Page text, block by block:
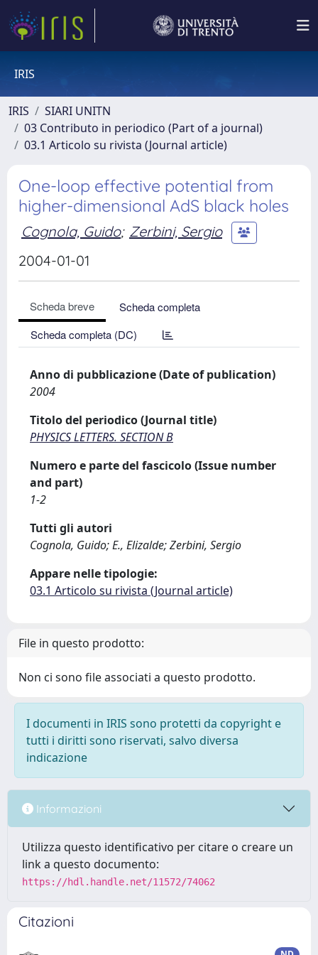
IRIS
IRIS
SIARI UNITN
03 Contributo in periodico (Part of a journal)
03.1 Articolo su rivista (Journal article)
One-loop effective potential from
higher-dimensional AdS black holes
Cognola, Guido; Zerbini, Sergio
2004-01-01
Scheda breve
Scheda completa
Scheda completa (DC)
Anno di pubblicazione (Date of publication)
2004
Titolo del periodico (Journal title)
PHYSICS LETTERS. SECTION B
Numero e parte del fascicolo (Issue number
and part)
1-2
Tutti gli autori
Cognola, Guido; E., Elizalde; Zerbini, Sergio
Appare nelle tipologie:
03.1 Articolo su rivista (Journal article)
File in questo prodotto:
Non ci sono file associati a questo prodotto.
I documenti in IRIS sono protetti da copyright e
tutti i diritti sono riservati, salvo diversa
indicazione
Informazioni
Utilizza questo identificativo per citare o creare un
link a questo documento:
https://hdl.handle.net/11572/74062
Citazioni